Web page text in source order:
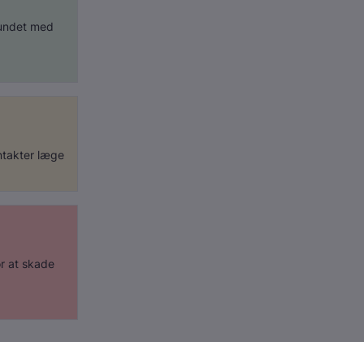
med
læge
at skade